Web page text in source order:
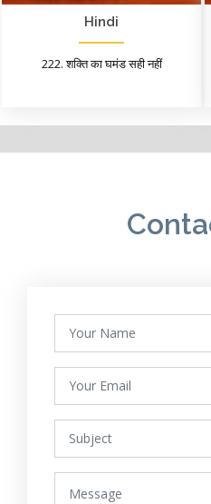
Hindi
222. शक्ति का घमंड सही नहीं